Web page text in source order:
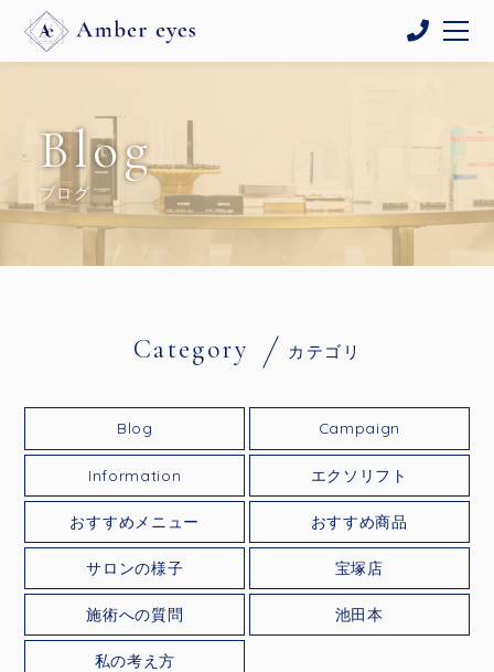
Blog
ブログ
Category カテゴリ
Blog Campaign
Information エクソリフト
おすすめメニュー おすすめ商品
サロンの様子 宝塚店
施術への質問 池田本
私の考え方